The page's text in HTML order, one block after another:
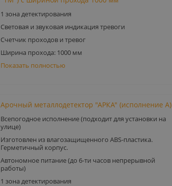
1 зона детектирования
Световая и звуковая индикация тревоги
Счетчик проходов и тревог
Ширина прохода: 1000 мм
Показать полностью
Арочный металлодетектор "АРКА" (исполнение А)
Всепогодное исполнение (подходит для установки на
улице)
Изготовлен из влагозащищенного ABS-пластика.
Герметичный корпус.
Автономное питание (до 6-ти часов непрерывной
работы)
1 зона детектирования